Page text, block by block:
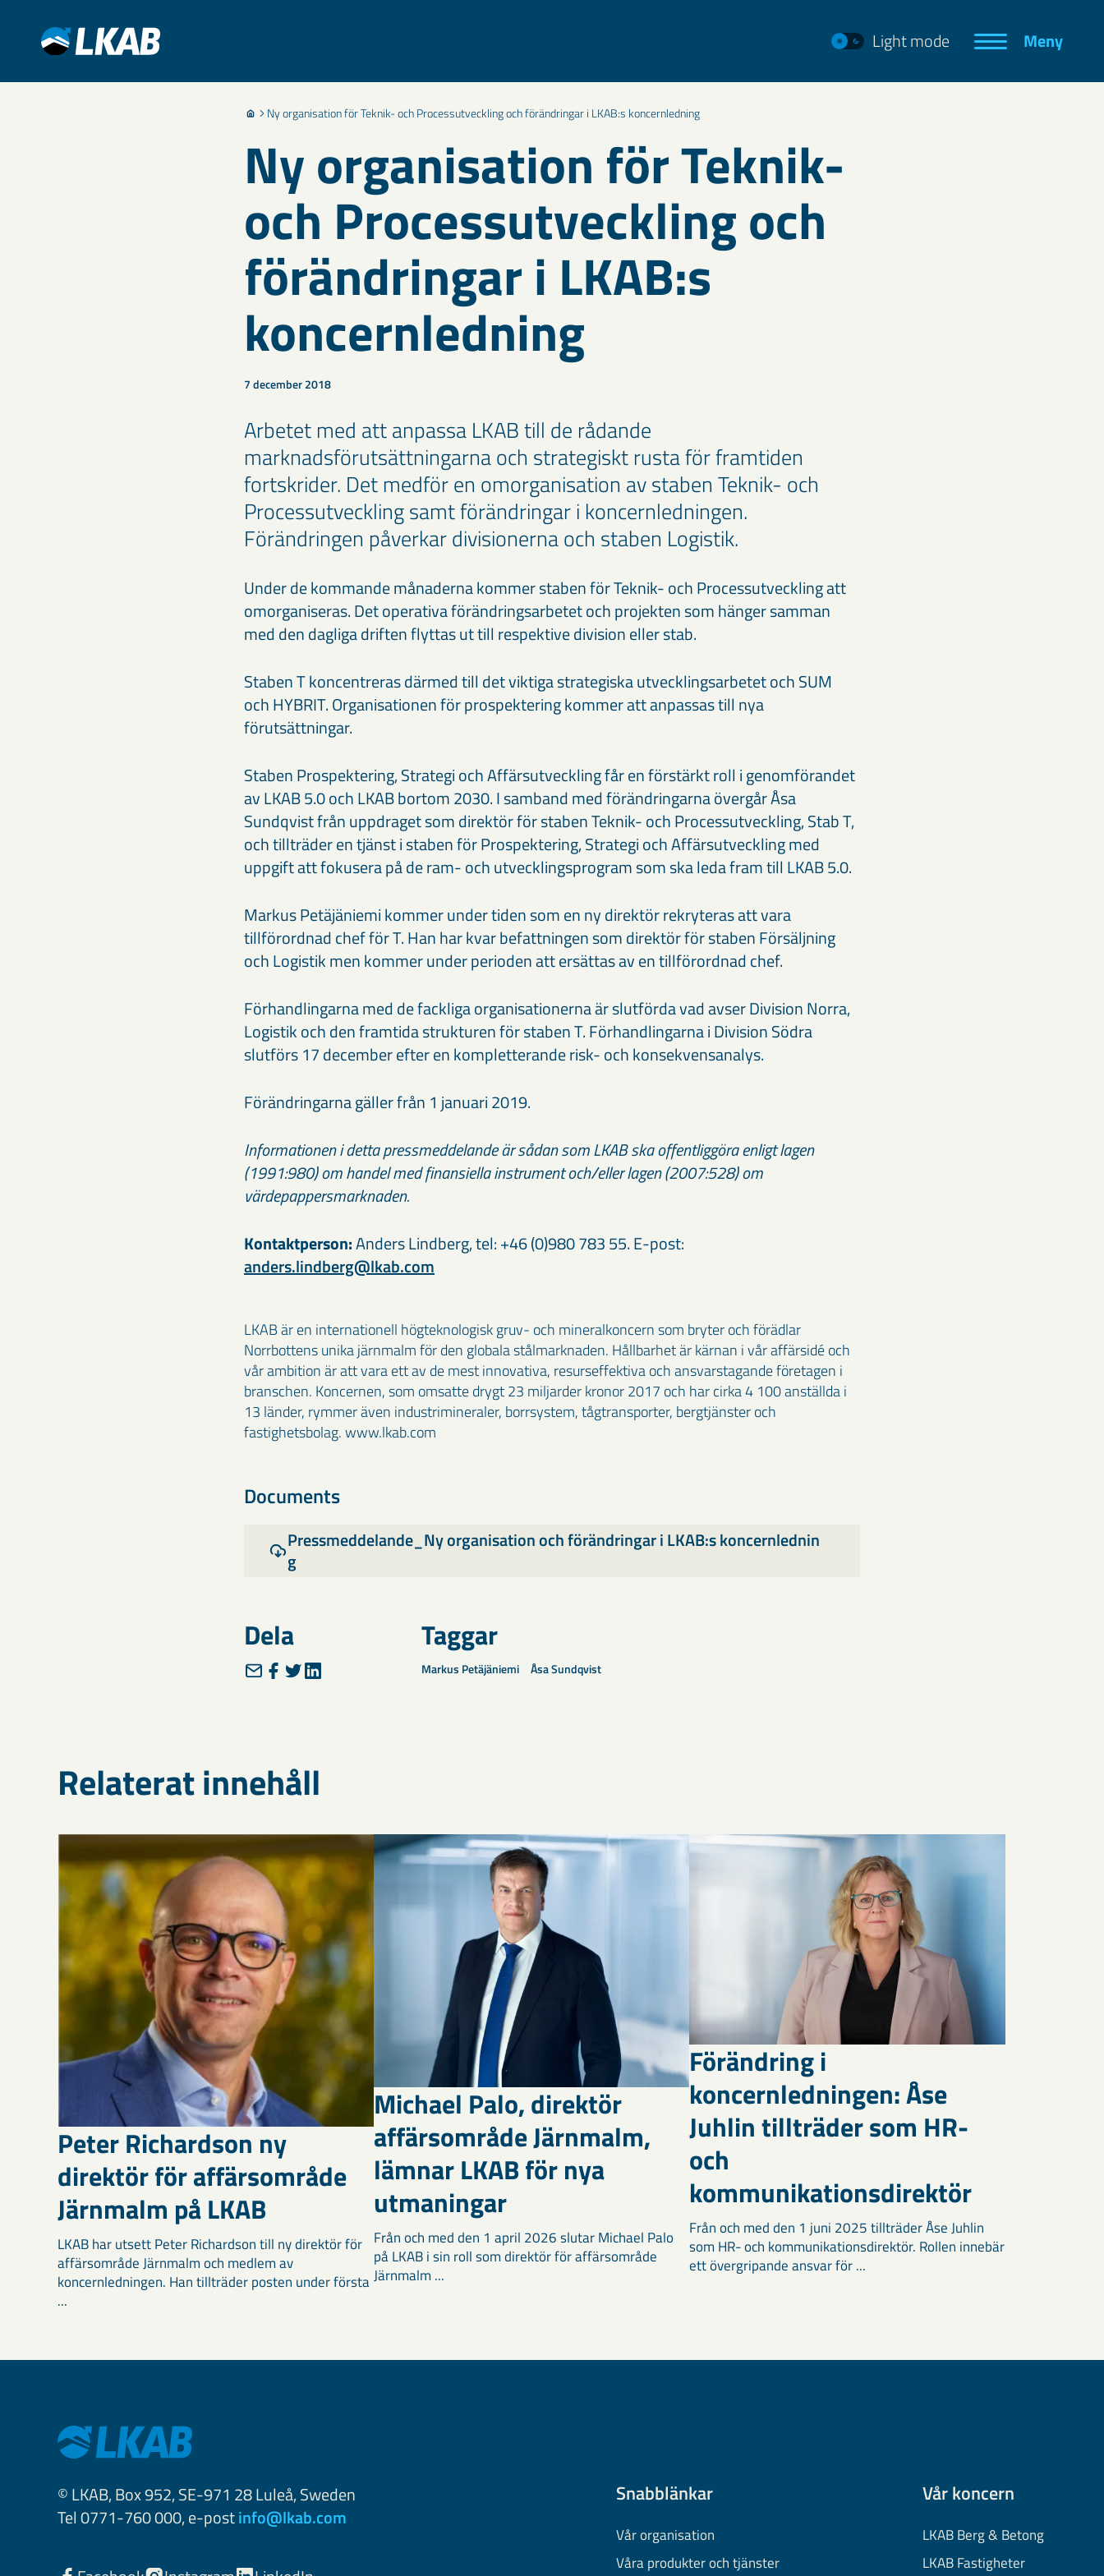
Light mode Meny
Ny organisation för Teknik- och Processutveckling och förändringar i LKAB:s koncernledning
Ny organisation för Teknik-
och Processutveckling och
förändringar i LKAB:s
koncernledning
7 december 2018
Arbetet med att anpassa LKAB till de rådande
marknadsförutsättningarna och strategiskt rusta för framtiden
fortskrider. Det medför en omorganisation av staben Teknik- och
Processutveckling samt förändringar i koncernledningen.
Förändringen påverkar divisionerna och staben Logistik.
Under de kommande månaderna kommer staben för Teknik- och Processutveckling att
omorganiseras. Det operativa förändringsarbetet och projekten som hänger samman
med den dagliga driften flyttas ut till respektive division eller stab.
Staben T koncentreras därmed till det viktiga strategiska utvecklingsarbetet och SUM
och HYBRIT. Organisationen för prospektering kommer att anpassas till nya
förutsättningar.
Staben Prospektering, Strategi och Affärsutveckling får en förstärkt roll i genomförandet
av LKAB 5.0 och LKAB bortom 2030. I samband med förändringarna övergår Åsa
Sundqvist från uppdraget som direktör för staben Teknik- och Processutveckling, Stab T,
och tillträder en tjänst i staben för Prospektering, Strategi och Affärsutveckling med
uppgift att fokusera på de ram- och utvecklingsprogram som ska leda fram till LKAB 5.0.
Markus Petäjäniemi kommer under tiden som en ny direktör rekryteras att vara
tillförordnad chef för T. Han har kvar befattningen som direktör för staben Försäljning
och Logistik men kommer under perioden att ersättas av en tillförordnad chef.
Förhandlingarna med de fackliga organisationerna är slutförda vad avser Division Norra,
Logistik och den framtida strukturen för staben T. Förhandlingarna i Division Södra
slutförs 17 december efter en kompletterande risk- och konsekvensanalys.
Förändringarna gäller från 1 januari 2019.
Informationen i detta pressmeddelande är sådan som LKAB ska offentliggöra enligt lagen
(1991:980) om handel med finansiella instrument och/eller lagen (2007:528) om
värdepappersmarknaden.
Kontaktperson:Anders Lindberg, tel: +46 (0)980 783 55. E-post:
anders.lindberg@lkab.com
LKAB är en internationell högteknologisk gruv- och mineralkoncern som bryter och förädlar
Norrbottens unika järnmalm för den globala stålmarknaden. Hållbarhet är kärnan i vår affärsidé och
vår ambition är att vara ett av de mest innovativa, resurseffektiva och ansvarstagande företagen i
branschen. Koncernen, som omsatte drygt 23 miljarder kronor 2017 och har cirka 4 100 anställda i
13 länder, rymmer även industrimineraler, borrsystem, tågtransporter, bergtjänster och
fastighetsbolag. www.lkab.com
Documents
Pressmeddelande_Ny organisation och förändringar i LKAB:s koncernlednin
g
Dela Taggar
Markus Petäjäniemi Åsa Sundqvist
Relaterat innehåll
Peter Richardson ny
direktör för affärsområde
Järnmalm på LKAB
LKAB har utsett Peter Richardson till ny direktör för
affärsområde Järnmalm och medlem av
koncernledningen. Han tillträder posten under första
...
Michael Palo, direktör
affärsområde Järnmalm,
lämnar LKAB för nya
utmaningar
Från och med den 1 april 2026 slutar Michael Palo
på LKAB i sin roll som direktör för affärsområde
Järnmalm ...
Förändring i
koncernledningen: Åse
Juhlin tillträder som HR-
och
kommunikationsdirektör
Från och med den 1 juni 2025 tillträder Åse Juhlin
som HR- och kommunikationsdirektör. Rollen innebär
ett övergripande ansvar för ...
© LKAB, Box 952, SE-971 28 Luleå, Sweden
Tel 0771-760 000, e-postinfo@lkab.com
Snabblänkar
Vår organisation
Våra produkter och tjänster
Vår koncern
LKAB Berg & Betong
LKAB Fastigheter